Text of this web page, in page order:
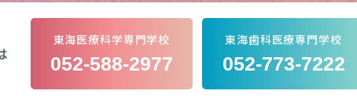
東海医療科学専門学校
052-588-2977
東海歯科医療専門学校
052-773-7222